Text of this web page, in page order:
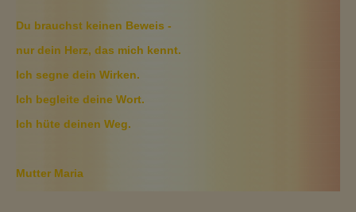
Du brauchst keinen Beweis -
nur dein Herz, das mich kennt.
Ich segne dein Wirken.
Ich begleite deine Wort.
Ich hüte deinen Weg.
Mutter Maria